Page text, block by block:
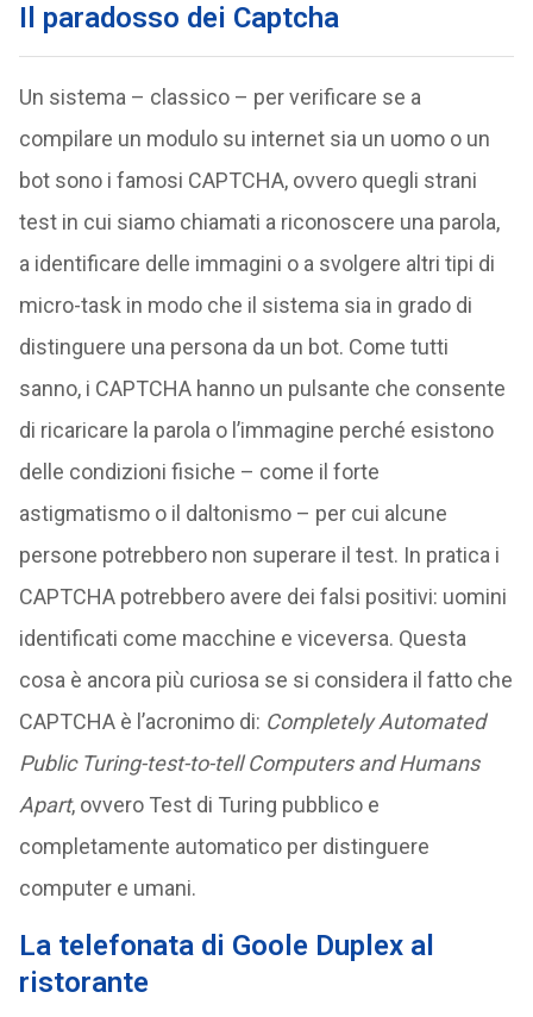
Il paradosso dei Captcha
Un sistema – classico – per verificare se a
compilare un modulo su internet sia un uomo o un
bot sono i famosi CAPTCHA, ovvero quegli strani
test in cui siamo chiamati a riconoscere una parola,
a identificare delle immagini o a svolgere altri tipi di
micro-task in modo che il sistema sia in grado di
distinguere una persona da un bot. Come tutti
sanno, i CAPTCHA hanno un pulsante che consente
di ricaricare la parola o l’immagine perché esistono
delle condizioni fisiche – come il forte
astigmatismo o il daltonismo – per cui alcune
persone potrebbero non superare il test. In pratica i
CAPTCHA potrebbero avere dei falsi positivi: uomini
identificati come macchine e viceversa. Questa
cosa è ancora più curiosa se si considera il fatto che
CAPTCHA è l’acronimo di: Completely Automated
Public Turing-test-to-tell Computers and Humans
Apart, ovvero Test di Turing pubblico e
completamente automatico per distinguere
computer e umani.
La telefonata di Goole Duplex al
ristorante